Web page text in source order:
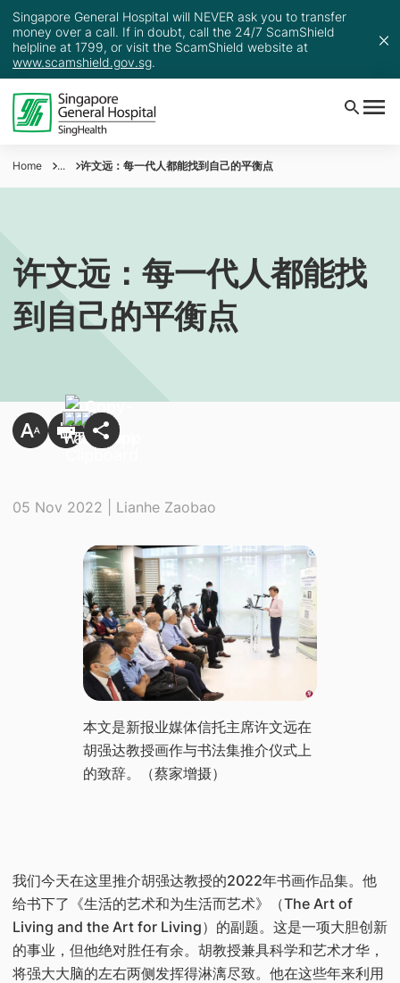
Singapore General Hospital will NEVER ask you to transfer
money over a call. If in doubt, call the 24/7 ScamShield
helpline at 1799, or visit the ScamShield website at
www.scamshield.gov.sg.
Home ... 许文远：每一代人都能找到自己的平衡点
许文远：每一代人都能找
到自己的平衡点
05 Nov 2022 | Lianhe Zaobao
​本文是新报业媒体信托主席许文远在
胡强达教授画作与书法集推介仪式上
的致辞。（蔡家增摄）
我们今天在这里推介胡强达教授的2022年书画作品集。他
给书下了《生活的艺术和为生活而艺术》（The Art of
Living and the Art for Living）的副题。这是一项大胆创新
的事业，但他绝对胜任有余。胡教授兼具科学和艺术才华，
将强大大脑的左右两侧发挥得淋漓尽致。他在这些年来利用